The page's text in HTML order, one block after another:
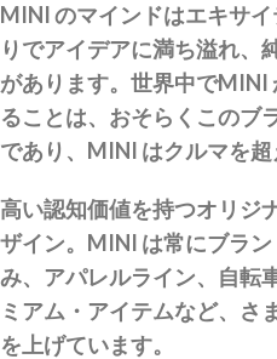
MINI のマインドはエキサ
りでアイデアに満ち溢れ、
があります。世界中でMINI
ることは、おそらくこのブ
であり、MINI はクルマを超
高い認知価値を持つオリジ
ザイン。MINI は常にブラ
み、アパレルライン、自転
ミアム・アイテムなど、さ
を上げています。